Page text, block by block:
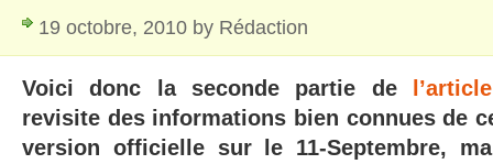
19 octobre, 2010 by Rédaction
Voici donc la seconde partie de
revisite des informations bien connues de
version officielle sur le 11-Septembre,